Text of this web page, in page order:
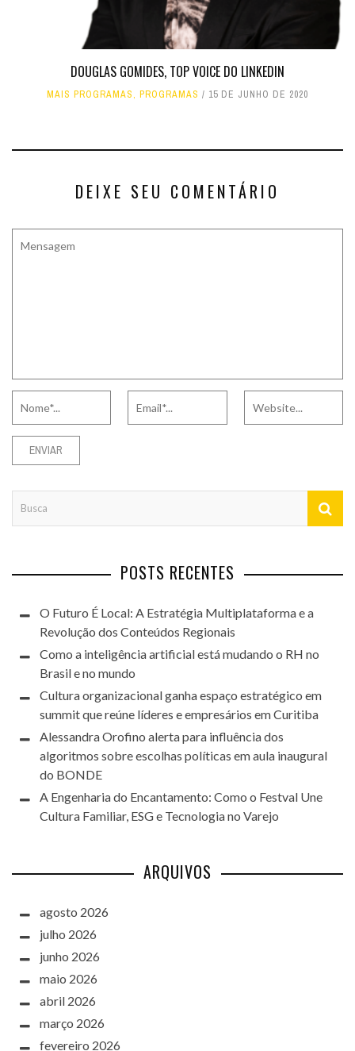
DOUGLAS GOMIDES, TOP VOICE DO LINKEDIN
MAIS PROGRAMAS, PROGRAMAS 15 DE JUNHO DE 2020
DEIXE SEU COMENTÁRIO
POSTS RECENTES
O Futuro É Local: A Estratégia Multiplataforma e a
Revolução dos Conteúdos Regionais
Como a inteligência artificial está mudando o RH no
Brasil e no mundo
Cultura organizacional ganha espaço estratégico em
summit que reúne líderes e empresários em Curitiba
Alessandra Orofino alerta para influência dos
algoritmos sobre escolhas políticas em aula inaugural
do BONDE
A Engenharia do Encantamento: Como o Festval Une
Cultura Familiar, ESG e Tecnologia no Varejo
ARQUIVOS
agosto 2026
julho 2026
junho 2026
maio 2026
abril 2026
março 2026
fevereiro 2026